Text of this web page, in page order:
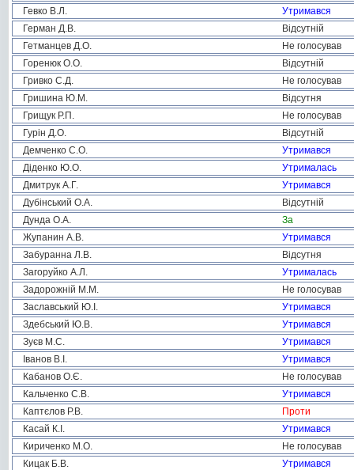
Гевко В.Л.
Утримався
Герман Д.В.
Відсутній
Гетманцев Д.О.
Не голосував
Горенюк О.О.
Відсутній
Гривко С.Д.
Не голосував
Гришина Ю.М.
Відсутня
Грищук Р.П.
Не голосував
Гурін Д.О.
Відсутній
Демченко С.О.
Утримався
Діденко Ю.О.
Утрималась
Дмитрук А.Г.
Утримався
Дубінський О.А.
Відсутній
Дунда О.А.
За
Жупанин А.В.
Утримався
Забуранна Л.В.
Відсутня
Загоруйко А.Л.
Утрималась
Задорожній М.М.
Не голосував
Заславський Ю.І.
Утримався
Здебський Ю.В.
Утримався
Зуєв М.С.
Утримався
Іванов В.І.
Утримався
Кабанов О.Є.
Не голосував
Кальченко С.В.
Утримався
Каптєлов Р.В.
Проти
Касай К.І.
Утримався
Кириченко М.О.
Не голосував
Кицак Б.В.
Утримався